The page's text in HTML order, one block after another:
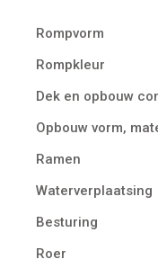
Rompvorm
Rompkleur
Dek en opbouw
Opbouw vorm,
Ramen
Waterverplaatsing
Besturing
Roer